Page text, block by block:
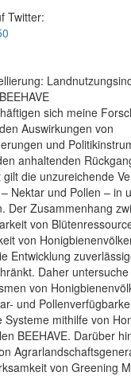
Twitter:
sich meine
Auswirkungen von
und
anhaltenden
die unzureichende
Nektar und Pollen – in
Der Zusammenhang
von
von
Entwicklung
Daher
von
und
Systeme mithilfe von
BEEHAVE. Darüber
von Greening